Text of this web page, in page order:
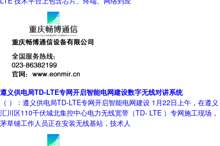
遵义供电局TD-LTE专网开启智能电网建设数字无线对讲系统
（ ）：遵义供电局TD-LTE专网开启智能电网建设 1月22日上午，在遵义
汇川区110千伏城北集控中心电力无线宽带（TD- LTE ）专网施工现场，
茅草铺工作人员正在安装无线基站，技术人